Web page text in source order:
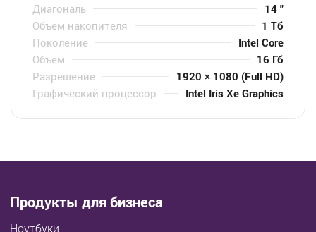
Диагональ
14 "
Объем накопителя
1 Тб
Поколение
Intel Core
Объем
16 Гб
Разрешение
1920 × 1080 (Full HD)
Графический процессор
Intel Iris Xe Graphics
Продукты для бизнеса
Ноутбуки